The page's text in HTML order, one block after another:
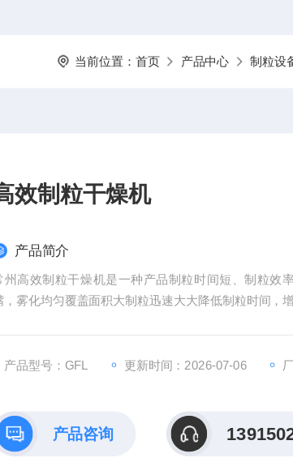
当前位置： 首页 产品中心 制粒设
效制粒干燥机
产品简介
州高效制粒干燥机是一种产品制粒时间短、制粒效
，雾化均匀覆盖面积大制粒迅速大大降低制粒时间，
产品型号：GFL 更新时间：2026-07-06
产品咨询